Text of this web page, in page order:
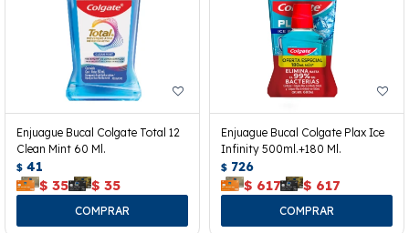
Enjuague Bucal Colgate Total 12
Clean Mint 60 Ml.
$ 41
$ 35 $ 35
Enjuague Bucal Colgate Plax Ice
Infinity 500ml.+180 Ml.
$ 726
$ 617 $ 617